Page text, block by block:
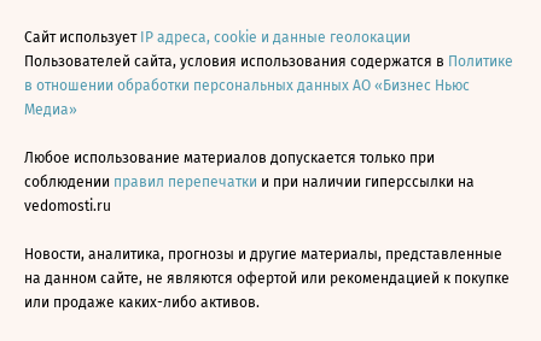
Сайт использует IP адреса, cookie и данные геолокации
Пользователей сайта, условия использования содержатся в Политике
в отношении обработки персональных данных АО «Бизнес Ньюс
Медиа»
Любое использование материалов допускается только при
соблюдении правил перепечатки и при наличии гиперссылки на
vedomosti.ru
Новости, аналитика, прогнозы и другие материалы, представленные
на данном сайте, не являются офертой или рекомендацией к покупке
или продаже каких-либо активов.